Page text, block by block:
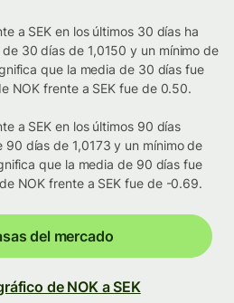
a SEK en los últimos 30 días ha
30 días de 1,0150 y un mínimo de
que la media de 30 días fue
NOK frente a SEK fue de 0.50.
a SEK en los últimos 90 días
días de 1,0173 y un mínimo de
que la media de 90 días fue
NOK frente a SEK fue de -0.69.
del mercado
de NOK a SEK